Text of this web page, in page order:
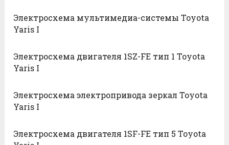
Электросхема мультимедиа-системы Toyota
Yaris I
Электросхема двигателя 1SZ-FE тип 1 Toyota
Yaris I
Электросхема электропривода зеркал Toyota
Yaris I
Электросхема двигателя 1SF-FE тип 5 Toyota